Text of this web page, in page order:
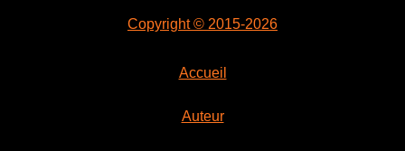
Copyright © 2015-2026
Accueil
Auteur